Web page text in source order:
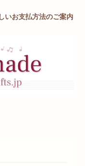
いお支払方法のご案内